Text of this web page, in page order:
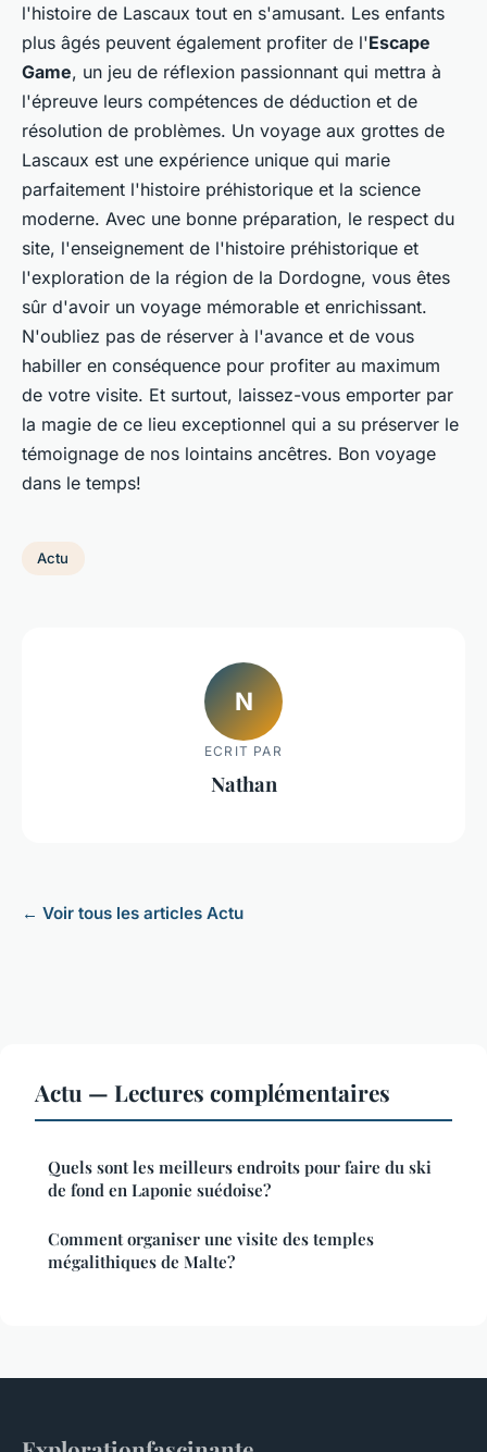
l'histoire de Lascaux tout en s'amusant. Les enfants
plus âgés peuvent également profiter de l'Escape
Game, un jeu de réflexion passionnant qui mettra à
l'épreuve leurs compétences de déduction et de
résolution de problèmes. Un voyage aux grottes de
Lascaux est une expérience unique qui marie
parfaitement l'histoire préhistorique et la science
moderne. Avec une bonne préparation, le respect du
site, l'enseignement de l'histoire préhistorique et
l'exploration de la région de la Dordogne, vous êtes
sûr d'avoir un voyage mémorable et enrichissant.
N'oubliez pas de réserver à l'avance et de vous
habiller en conséquence pour profiter au maximum
de votre visite. Et surtout, laissez-vous emporter par
la magie de ce lieu exceptionnel qui a su préserver le
témoignage de nos lointains ancêtres. Bon voyage
dans le temps!
Actu
N
ECRIT PAR
Nathan
← Voir tous les articles Actu
Actu — Lectures complémentaires
Quels sont les meilleurs endroits pour faire du ski
de fond en Laponie suédoise?
Comment organiser une visite des temples
mégalithiques de Malte?